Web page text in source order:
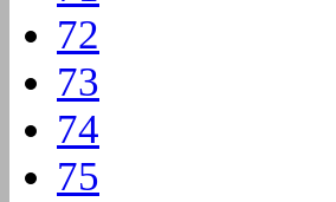
72
73
74
75